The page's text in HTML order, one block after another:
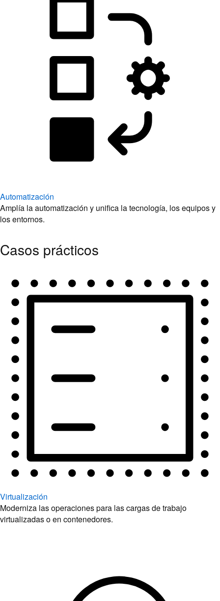
Automatización
Amplía la automatización y unifica la tecnología, los equipos y
los entornos.
Casos prácticos
Virtualización
Moderniza las operaciones para las cargas de trabajo
virtualizadas o en contenedores.